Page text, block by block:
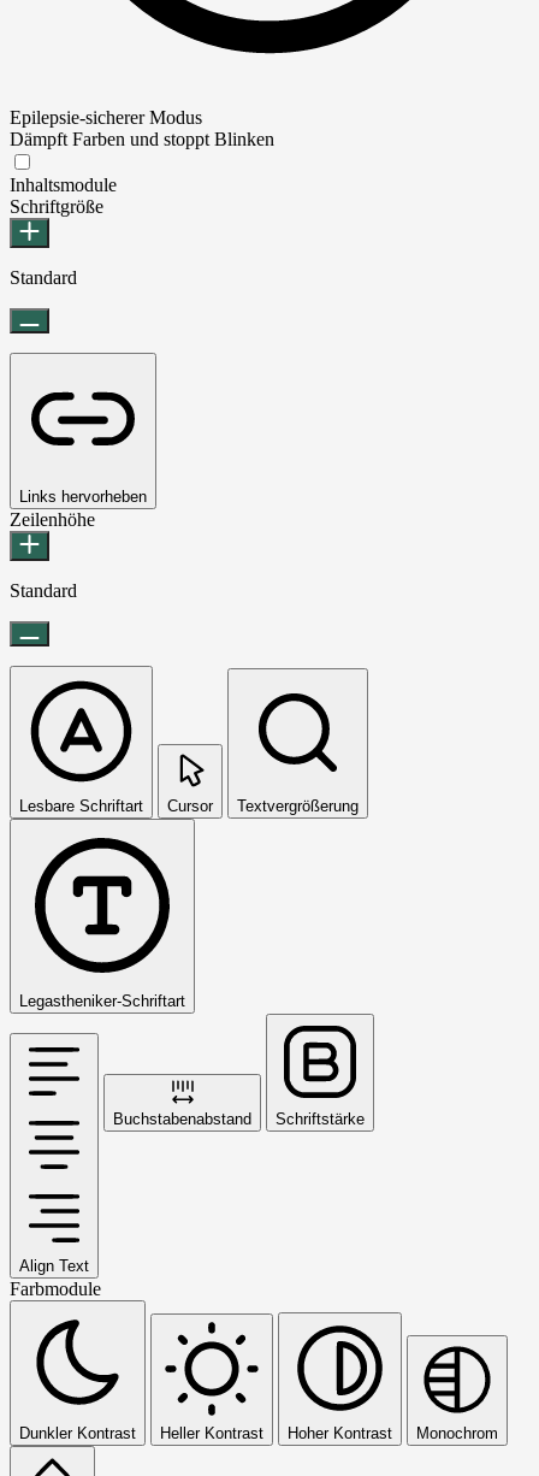
Epilepsie-sicherer Modus
Dämpft Farben und stoppt Blinken
Inhaltsmodule
Schriftgröße
Standard
Links hervorheben
Zeilenhöhe
Standard
Lesbare Schriftart Cursor Textvergrößerung
Legastheniker-Schriftart
Align Text
Buchstabenabstand Schriftstärke
Farbmodule
Dunkler Kontrast Heller Kontrast Hoher Kontrast Monochrom